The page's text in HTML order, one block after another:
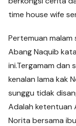
time house wife
Pertemuan
Abang Naquib
ini.Tergamam dan
kenalan lama kak
sunggu tidak
Adalah ketentuan
Norita bersama